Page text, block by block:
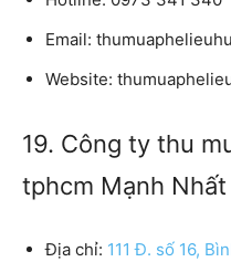
Email:
Website:
19. Công ty thu
tphcm Mạnh Nhất
Địa chỉ: 111 Đ. số 16,